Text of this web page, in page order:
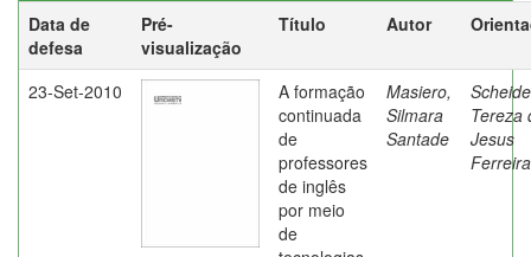
Data de
defesa
Pré-
visualização
Título Autor
23-Set-2010
A formação
continuada
de
professores
de inglês
por meio
de
Masiero,
Silmara
Santade
Tereza
Jesus
Ferreira